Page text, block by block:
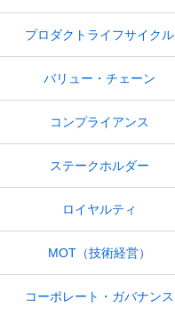
プロダクトライフサイクル
バリュー・チェーン
コンプライアンス
ステークホルダー
ロイヤルティ
MOT（技術経営）
コーポレート・ガバナンス